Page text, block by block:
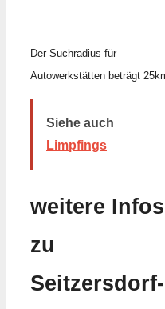
Der Suchradius für
Autowerkstätten beträgt
Siehe auch
Limpfings
weitere Infos
zu
Seitzersdorf-